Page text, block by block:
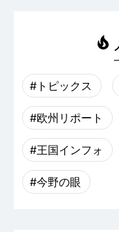
#トピックス
#欧州リポート
#王国インフォ
#今野の眼